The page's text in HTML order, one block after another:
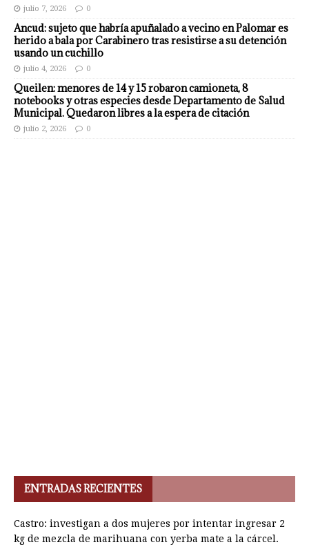
julio 7, 2026 0
Ancud: sujeto que habría apuñalado a vecino en Palomar es
herido a bala por Carabinero tras resistirse a su detención
usando un cuchillo
julio 4, 2026 0
Queilen: menores de 14 y 15 robaron camioneta, 8
notebooks y otras especies desde Departamento de Salud
Municipal. Quedaron libres a la espera de citación
julio 2, 2026 0
ENTRADAS RECIENTES
Castro: investigan a dos mujeres por intentar ingresar 2
kg de mezcla de marihuana con yerba mate a la cárcel.